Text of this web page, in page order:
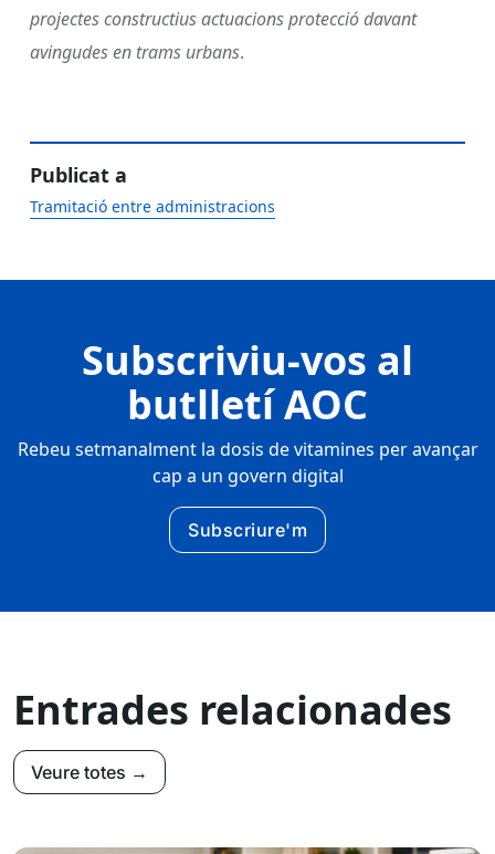
projectes constructius actuacions protecció davant
avingudes en trams urbans.
Publicat a
Tramitació entre administracions
Subscriviu-vos al
butlletí AOC
Rebeu setmanalment la dosis de vitamines per avançar
cap a un govern digital
Subscriure'm
Entrades relacionades
Veure totes →